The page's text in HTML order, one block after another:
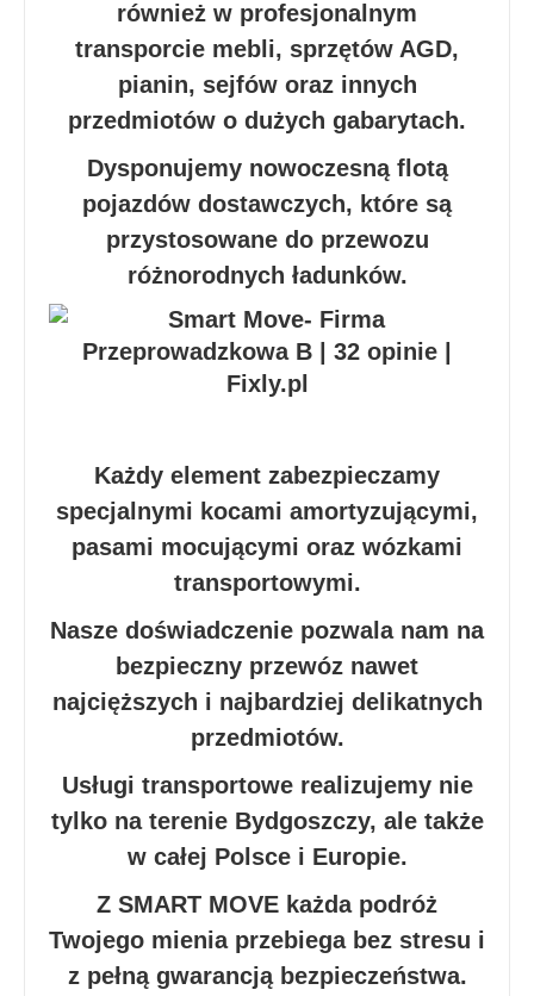
również w profesjonalnym
transporcie mebli, sprzętów AGD,
pianin, sejfów oraz innych
przedmiotów o dużych gabarytach.
Dysponujemy nowoczesną flotą
pojazdów dostawczych, które są
przystosowane do przewozu
różnorodnych ładunków.
Każdy element zabezpieczamy
specjalnymi kocami amortyzującymi,
pasami mocującymi oraz wózkami
transportowymi.
Nasze doświadczenie pozwala nam na
bezpieczny przewóz nawet
najcięższych i najbardziej delikatnych
przedmiotów.
Usługi transportowe realizujemy nie
tylko na terenie Bydgoszczy, ale także
w całej Polsce i Europie.
Z SMART MOVE każda podróż
Twojego mienia przebiega bez stresu i
z pełną gwarancją bezpieczeństwa.